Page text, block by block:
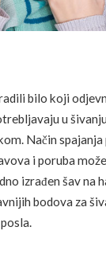
bilo koji
u
Način
i poruba
izrađen šav na
bodova za